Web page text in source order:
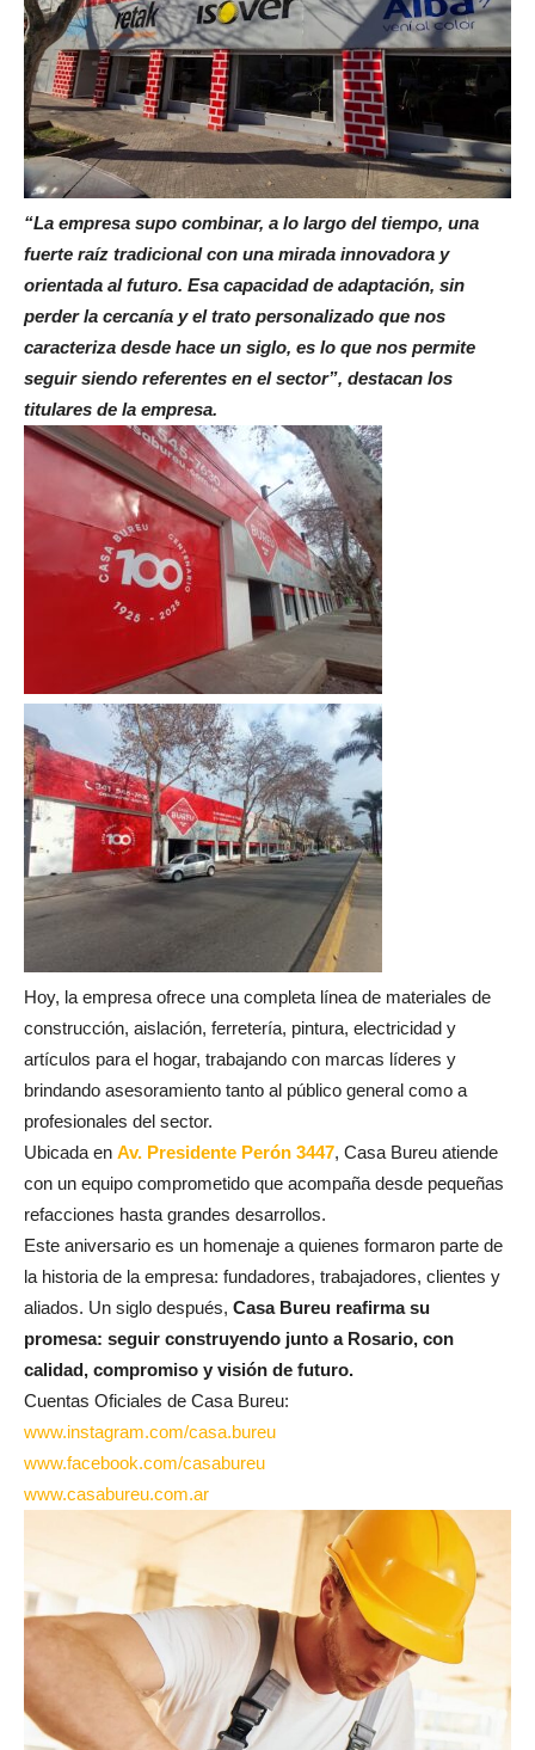
“La empresa supo combinar, a lo largo del tiempo, una
fuerte raíz tradicional con una mirada innovadora y
orientada al futuro. Esa capacidad de adaptación, sin
perder la cercanía y el trato personalizado que nos
caracteriza desde hace un siglo, es lo que nos permite
seguir siendo referentes en el sector”, destacan los
titulares de la empresa.
Hoy, la empresa ofrece una completa línea de materiales de
construcción, aislación, ferretería, pintura, electricidad y
artículos para el hogar, trabajando con marcas líderes y
brindando asesoramiento tanto al público general como a
profesionales del sector.
Ubicada en Av. Presidente Perón 3447, Casa Bureu atiende
con un equipo comprometido que acompaña desde pequeñas
refacciones hasta grandes desarrollos.
Este aniversario es un homenaje a quienes formaron parte de
la historia de la empresa: fundadores, trabajadores, clientes y
aliados. Un siglo después, Casa Bureu reafirma su
promesa: seguir construyendo junto a Rosario, con
calidad, compromiso y visión de futuro.
Cuentas Oficiales de Casa Bureu:
www.instagram.com/casa.bureu
www.facebook.com/casabureu
www.casabureu.com.ar